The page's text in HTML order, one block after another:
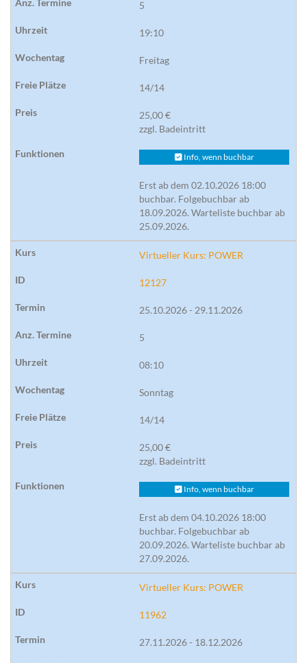
5
19:10
Freitag
14/14
25,00 €
zzgl. Badeintritt
Info, wenn buchbar
Erst ab dem 02.10.2026 18:00
buchbar. Folgebuchbar ab
18.09.2026. Warteliste buchbar ab
25.09.2026.
Virtueller Kurs: POWER
12127
25.10.2026 - 29.11.2026
5
08:10
Sonntag
14/14
25,00 €
zzgl. Badeintritt
Info, wenn buchbar
Erst ab dem 04.10.2026 18:00
buchbar. Folgebuchbar ab
20.09.2026. Warteliste buchbar ab
27.09.2026.
Virtueller Kurs: POWER
11962
27.11.2026 - 18.12.2026